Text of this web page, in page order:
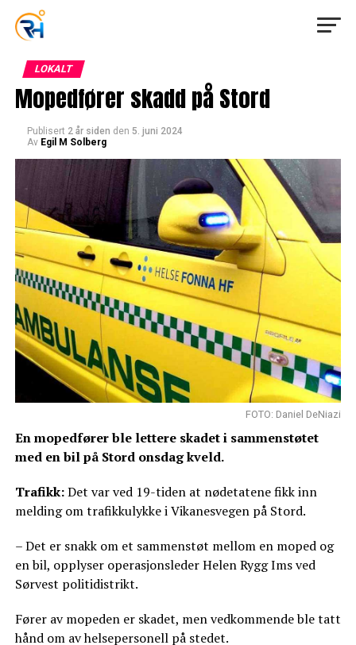
LOKALT
Mopedfører skadd på Stord
Publisert 2 år siden den 5. juni 2024
Av Egil M Solberg
FOTO: Daniel DeNiazi
En mopedfører ble lettere skadet i sammenstøtet
med en bil på Stord onsdag kveld.
Trafikk:Det var ved 19-tiden at nødetatene fikk inn
melding om trafikkulykke i Vikanesvegen på Stord.
– Det er snakk om et sammenstøt mellom en moped og
en bil, opplyser operasjonsleder Helen Rygg Ims ved
Sørvest politidistrikt.
Fører av mopeden er skadet, men vedkommende ble tatt
hånd om av helsepersonell på stedet.